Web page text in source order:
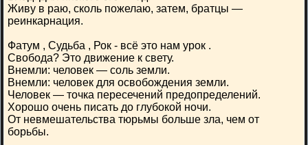
Живу в раю, сколь пожелаю, затем, братцы —
реинкарнация.
Фатум , Судьба , Рок - всё это нам урок .
Свобода? Это движение к свету.
Внемли: человек — соль земли.
Внемли: человек для освобождения земли.
Человек — точка пересечений предопределений.
Хорошо очень писать до глубокой ночи.
От невмешательства тюрьмы больше зла, чем от
борьбы.